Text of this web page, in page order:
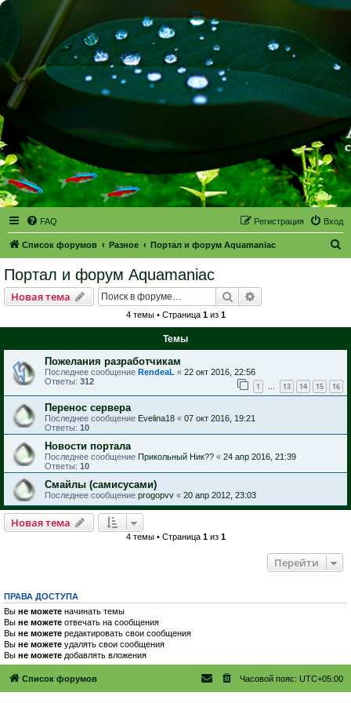
FAQ Вход
Регистрация
Список форумов Разное Портал и форум Aquamaniac
Портал и форум Aquamaniac
Новая тема Поиск
4 темы • Страница 1из 1
Темы
Пожелания разработчикам
Последнее сообщение RendeaL « 22 окт 2016, 22:56
Ответы: 312 1 … 13 14 15 16
Перенос сервера
Последнее сообщение Evelina18 « 07 окт 2016, 19:21
Ответы: 10
Новости портала
Последнее сообщение Прикольный Ник?? « 24 апр 2016, 21:39
Ответы: 10
Смайлы (самисусами)
Последнее сообщение progopvv « 20 апр 2012, 23:03
Новая тема
4 темы • Страница 1из 1
Перейти
ПРАВА ДОСТУПА
Вы не можете начинать темы
Вы не можете отвечать на сообщения
Вы не можете редактировать свои сообщения
Вы не можете удалять свои сообщения
Вы не можете добавлять вложения
Список форумов Часовой пояс: UTC+05:00